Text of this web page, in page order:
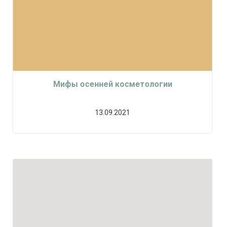
Мифы осенней косметологии
13.09.2021